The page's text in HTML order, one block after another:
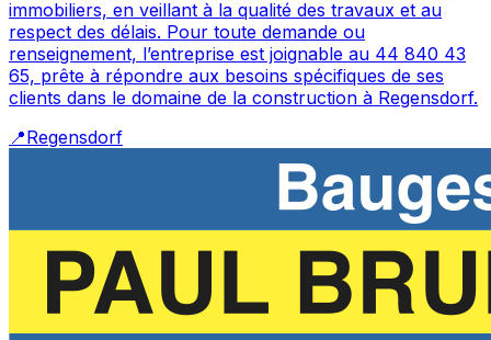
immobiliers, en veillant à la qualité des travaux et au
respect des délais. Pour toute demande ou
renseignement, l’entreprise est joignable au 44 840 43
65, prête à répondre aux besoins spécifiques de ses
clients dans le domaine de la construction à Regensdorf.
📍Regensdorf